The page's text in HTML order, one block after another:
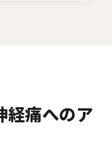
経痛へのア